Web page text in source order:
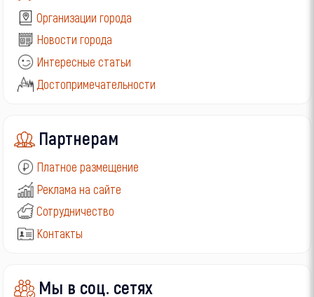
Организации города
Новости города
Интересные статьи
Достопримечательности
Партнерам
Платное размещение
Реклама на сайте
Сотрудничество
Контакты
Мы в соц. сетях